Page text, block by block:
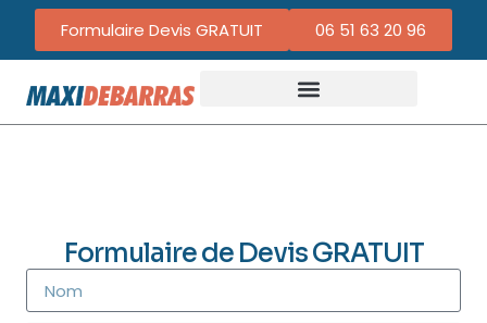
Formulaire Devis GRATUIT 06 51 63 20 96
Formulaire de Devis GRATUIT